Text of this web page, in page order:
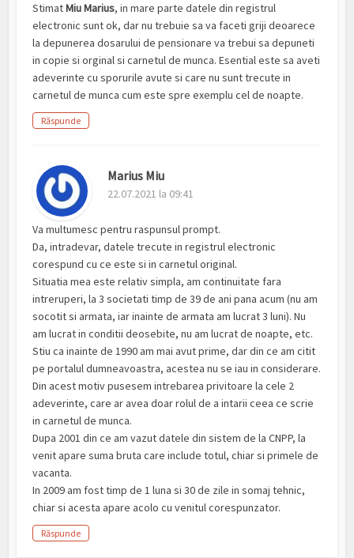
StimatMiu Marius, in mare parte datele din registrul
electronic sunt ok, dar nu trebuie sa va faceti griji deoarece
la depunerea dosarului de pensionare va trebui sa depuneti
in copie si orginal si carnetul de munca. Esential este sa aveti
adeverinte cu sporurile avute si care nu sunt trecute in
carnetul de munca cum este spre exemplu cel de noapte.
Răspunde
Marius Miu
22.07.2021 la 09:41
Va multumesc pentru raspunsul prompt.
Da, intradevar, datele trecute in registrul electronic
corespund cu ce este si in carnetul original.
Situatia mea este relativ simpla, am continuitate fara
intreruperi, la 3 societati timp de 39 de ani pana acum (nu am
socotit si armata, iar inainte de armata am lucrat 3 luni). Nu
am lucrat in conditii deosebite, nu am lucrat de noapte, etc.
Stiu ca inainte de 1990 am mai avut prime, dar din ce am citit
pe portalul dumneavoastra, acestea nu se iau in considerare.
Din acest motiv pusesem intrebarea privitoare la cele 2
adeverinte, care ar avea doar rolul de a intarii ceea ce scrie
in carnetul de munca.
Dupa 2001 din ce am vazut datele din sistem de la CNPP, la
venit apare suma bruta care include totul, chiar si primele de
vacanta.
In 2009 am fost timp de 1 luna si 30 de zile in somaj tehnic,
chiar si acesta apare acolo cu venitul corespunzator.
Răspunde